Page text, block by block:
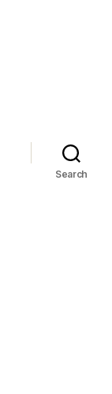
Search